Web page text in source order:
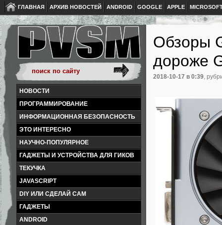
ГЛАВНАЯ АРХИВ НОВОСТЕЙ ANDROID GOOGLE APPLE
НОВОСТИ
ПРОГРАММИРОВАНИЕ
ИНФОРМАЦИОННАЯ БЕЗОПАСНОСТЬ
ЭТО ИНТЕРЕСНО
НАУЧНО-ПОПУЛЯРНОЕ
ГАДЖЕТЫ И УСТРОЙСТВА ДЛЯ ГИКОВ
ТЕКУЧКА
JAVASCRIPT
DIY ИЛИ СДЕЛАЙ САМ
ГАДЖЕТЫ
ANDROID
Обзоры
дороже
2018-10-17 в 0:39,